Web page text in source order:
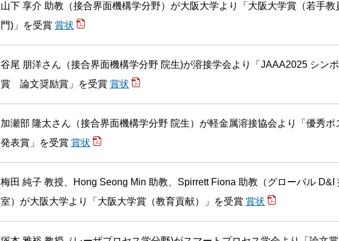
山下 享介 助教（接合界面機構学分野）が大阪大学より「大阪大学賞（若手教
門)」を受賞 賞状
谷尾 朋洋さん（接合界面機構学分野 院生)が溶接学会より「JAAA2025 シン
賞 論文奨励賞」を受賞 賞状
加瀬部 隆太さん（接合界面機構学分野 院生）が軽金属溶接協会より「優秀ポ
発表賞」を受賞 賞状
梅田 純子 教授、Hong Seong Min 助教、Spirrett Fiona 助教（グローバル D&I
室）が大阪大学より「大阪大学賞（教育貢献）」を受賞 賞状